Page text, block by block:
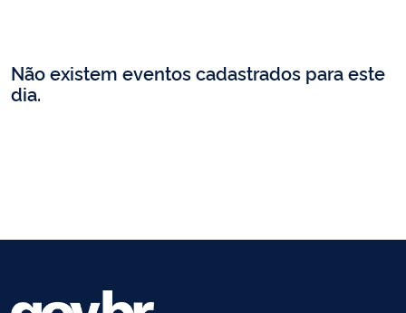
Não existem eventos cadastrados para este
dia.